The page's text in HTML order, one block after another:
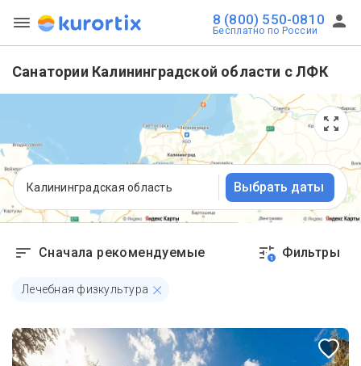
8 (800) 550-0810
Бесплатно по России
Санатории Калининградской области с ЛФК
Калининградская область Выбрать даты
Сначала рекомендуемые 1 Фильтры
Лечебная физкультура